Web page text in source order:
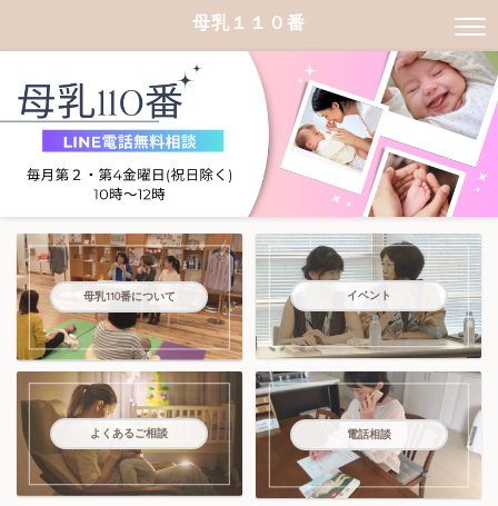
母乳１１０番
母乳110番について イベント
よくあるご相談 電話相談